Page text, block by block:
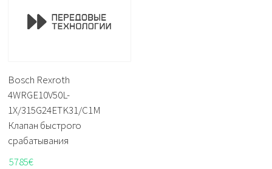
Bosch Rexroth
4WRGE10V50L-
1X/315G24ETK31/C1M
Клапан быстрого
срабатывания
5785€